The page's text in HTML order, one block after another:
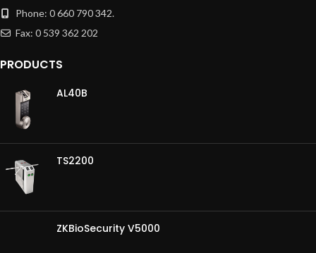
Phone: 0 660 790 342.
Fax: 0 539 362 202
PRODUCTS
AL40B
TS2200
ZKBioSecurity V5000